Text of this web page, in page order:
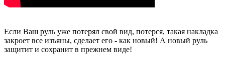
Если Ваш руль уже потерял свой вид, потерся, такая накладка
закроет все изъяны, сделает его - как новый! А новый руль
защитит и сохранит в прежнем виде!